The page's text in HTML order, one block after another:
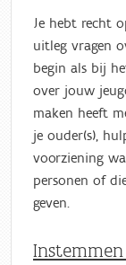
Je hebt recht
uitleg vragen
begin als bij
over jouw
maken heeft
je ouder(s),
voorziening
personen of
geven.